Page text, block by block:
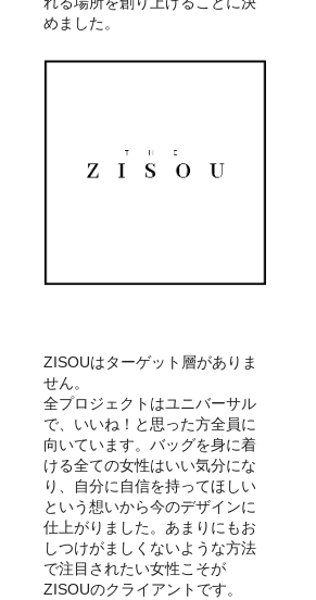
めました。
ZISOUはターゲット層がありま
せん。
全プロジェクトはユニバーサル
で、いいね！と思った方全員に
向いています。バッグを身に着
ける全ての女性はいい気分にな
り、自分に自信を持ってほしい
という想いから今のデザインに
仕上がりました。あまりにもお
しつけがましくないような方法
で注目されたい女性こそが
ZISOUのクライアントです。